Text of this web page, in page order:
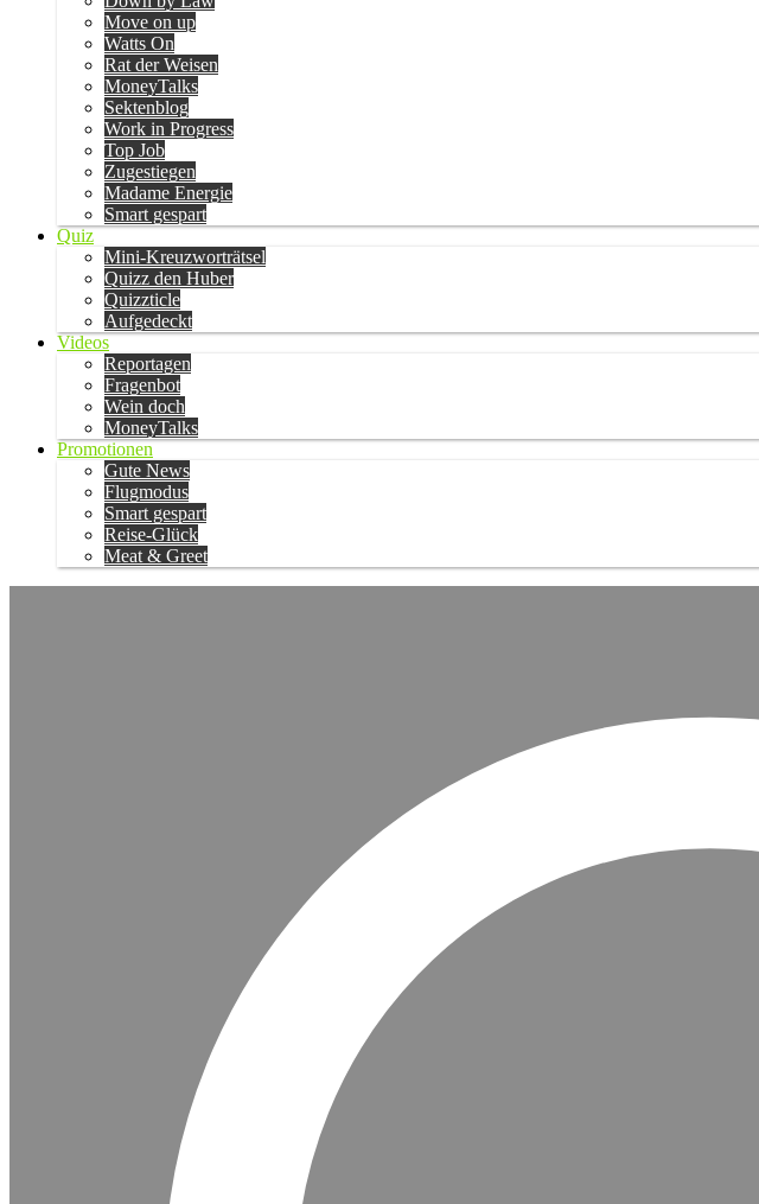
Move on up
Watts On
Rat der Weisen
MoneyTalks
Sektenblog
Work in Progress
Top Job
Zugestiegen
Madame Energie
Smart gespart
Quiz
Mini-Kreuzworträtsel
Quizz den Huber
Quizzticle
Aufgedeckt
Videos
Reportagen
Fragenbot
Wein doch
MoneyTalks
Promotionen
Gute News
Flugmodus
Smart gespart
Reise-Glück
Meat & Greet